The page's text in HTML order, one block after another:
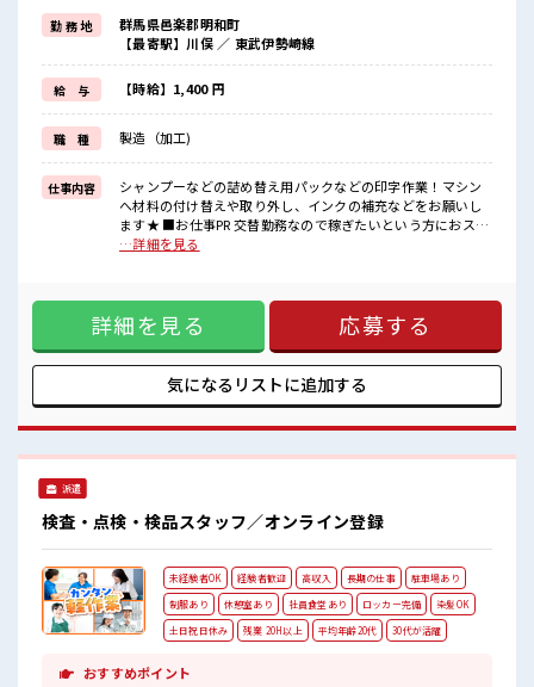
制服アリなのでナニ着ていこうか毎日の悩みが解消♪
持ち物が多いあなたにもぴったり☆
ロッカー付き職場♪
最初は誰でも未経験スタート！
イチからスキルUP・ステップUPしていきましょう♪
設備が充実！
キレイな食堂や売店、
仮眠室、
和室休憩所、
診療所などがあります！
食堂は深夜も営業★
敷地内駐車場も完備☆
休憩室完備！
キレイな食堂や売店、
仮眠室、
和室休憩所、
最寄り駅から送迎バスもあります♪
勤 務 地
群馬県邑楽郡明和町
【最寄駅】川俣 ／ 東武伊勢崎線
給 与 【時給】1,400 円
職 種 製造（加工)
仕事内容
シャンプーなどの詰め替え用パックなどの印字作業！マシン
へ材料の付け替えや取り外し、インクの補充などをお願いし
ます★ ■お仕事PR 交替勤務なので稼ぎたいという方におスス
メのお仕事！♪ 残業も月20時間以上あります☆ 明るすぎたり
持ち物が多いあなたにもぴったり☆ ロッカー付き職場♪ 最初
は誰でも未経験スタート！ イチからスキルUP・ステップUP
していきましょう♪ 設備が充実！ キレイな食堂や売店、 仮眠
室、 和室休憩所、 診療所などがあります！ 食堂は深夜も営業
★ 敷地内駐車場も完備☆ ■職場の雰囲気 髪型自由の職場で
す！ 休憩室完備！ キレイな食堂や売店、 仮眠室、 和室休憩
あります♪
…詳細を見る
詳細を見る 応募する
気になるリストに追加する
派遣
検査・点検・検品スタッフ／オンライン登録
未経験者OK 経験者歓迎 高収入 長期の仕事
駐車場あり
制服あり
休憩室あり 社員食堂あり ロッカー完備
染髪OK
土日祝日休み
残業 20H以上 平均年齢20代 30代が活躍
おすすめポイント